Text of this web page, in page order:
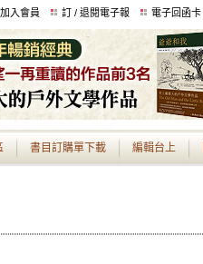
加入會員 訂 / 退閱電子報 電子回函卡
書目訂購單下載 編輯台上